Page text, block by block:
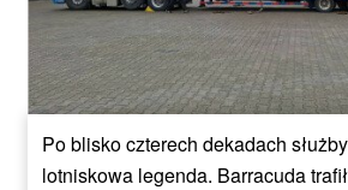
Po blisko czterech dekadach
lotniskowa legenda. Barracuda